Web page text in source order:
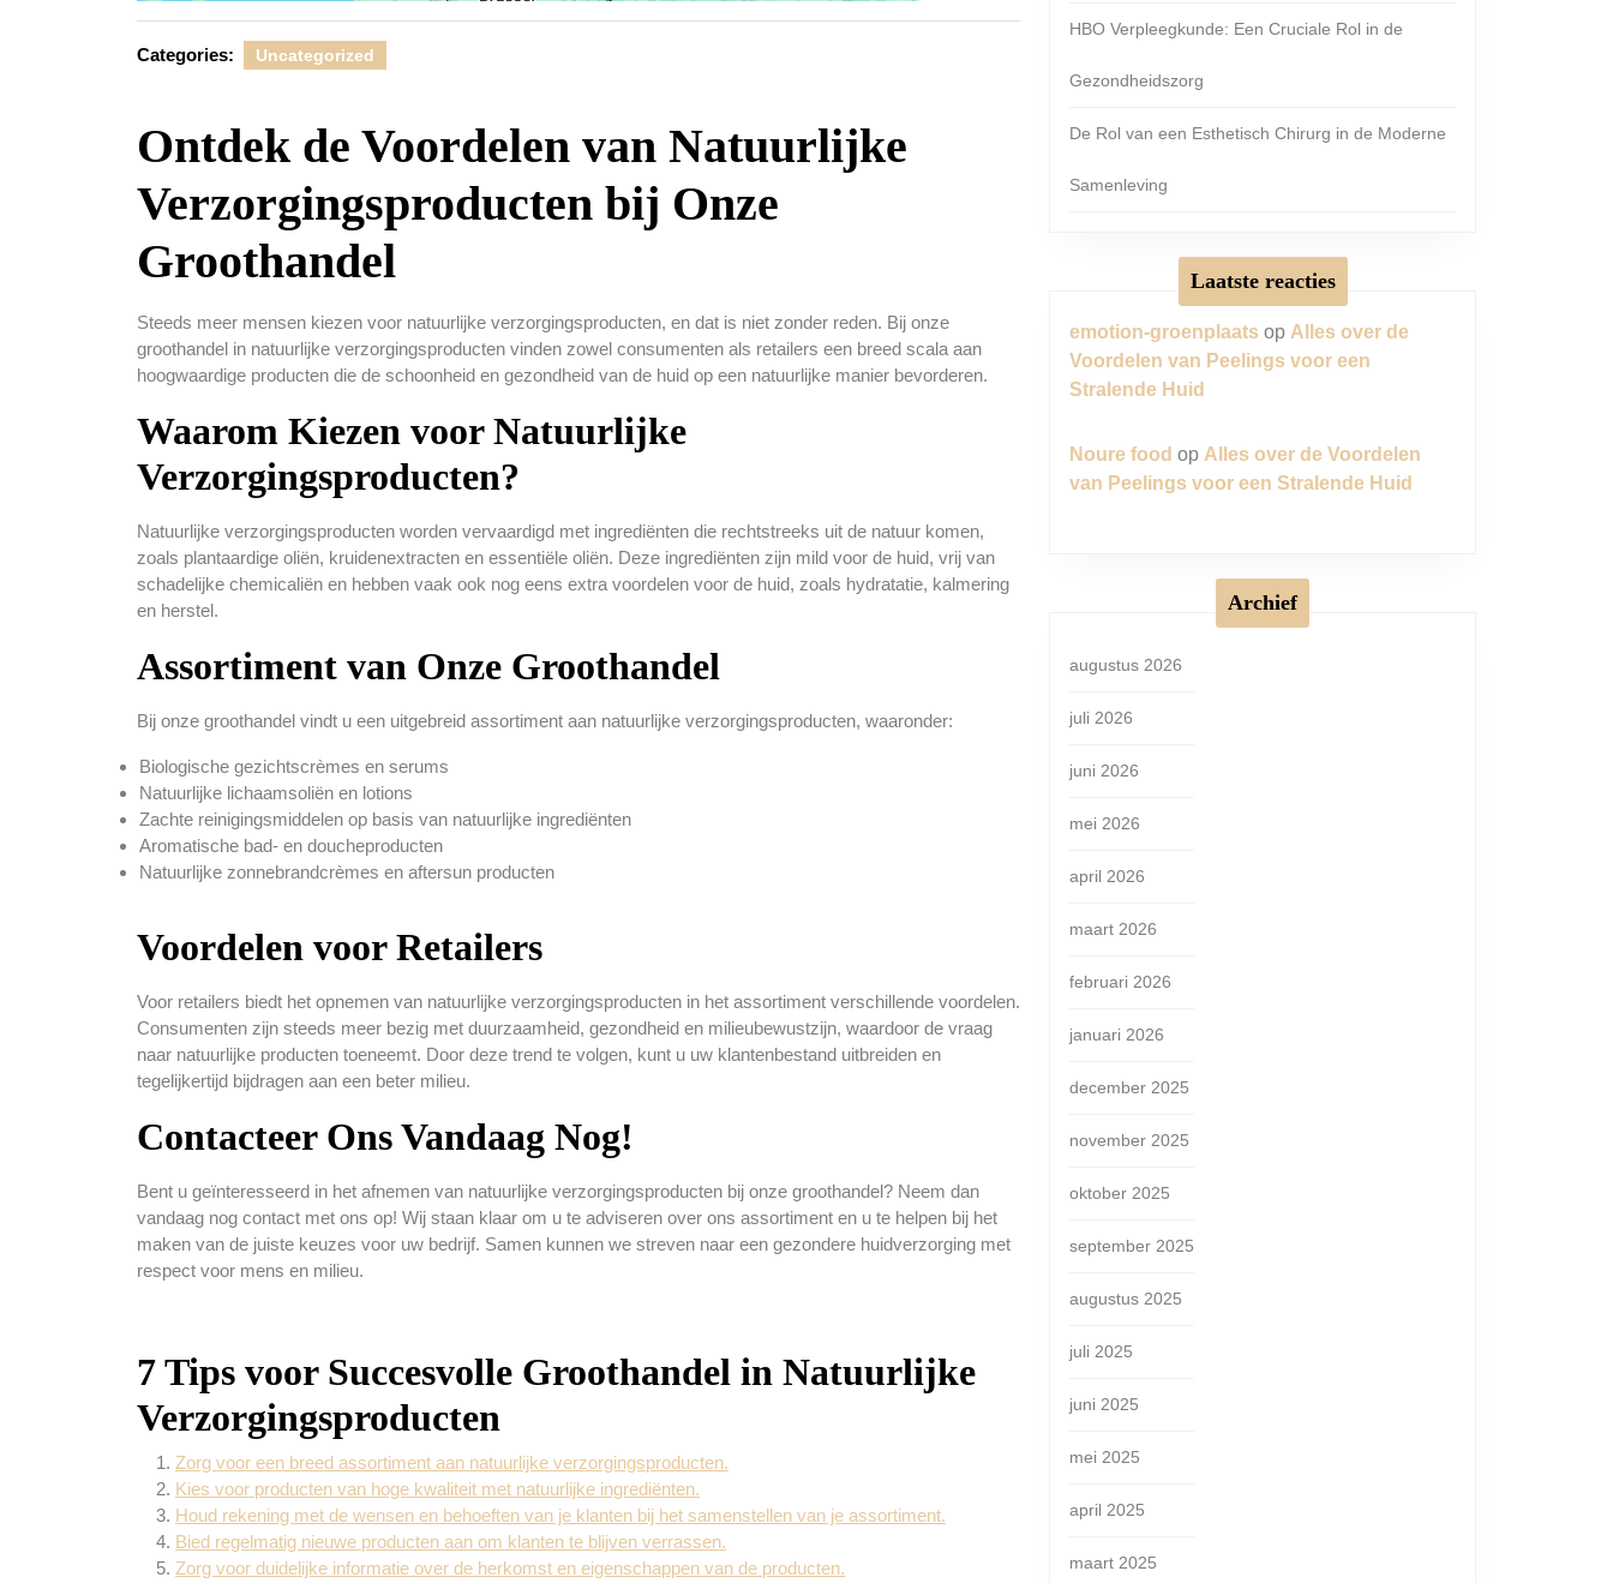
Categories: Uncategorized
Ontdek de Voordelen van Natuurlijke
Verzorgingsproducten bij Onze
Groothandel
Steeds meer mensen kiezen voor natuurlijke verzorgingsproducten, en dat is niet zonder reden. Bij onze
groothandel in natuurlijke verzorgingsproducten vinden zowel consumenten als retailers een breed scala aan
hoogwaardige producten die de schoonheid en gezondheid van de huid op een natuurlijke manier bevorderen.
Waarom Kiezen voor Natuurlijke
Verzorgingsproducten?
Natuurlijke verzorgingsproducten worden vervaardigd met ingrediënten die rechtstreeks uit de natuur komen,
zoals plantaardige oliën, kruidenextracten en essentiële oliën. Deze ingrediënten zijn mild voor de huid, vrij van
schadelijke chemicaliën en hebben vaak ook nog eens extra voordelen voor de huid, zoals hydratatie, kalmering
en herstel.
Assortiment van Onze Groothandel
Bij onze groothandel vindt u een uitgebreid assortiment aan natuurlijke verzorgingsproducten, waaronder:
Biologische gezichtscrèmes en serums
Natuurlijke lichaamsoliën en lotions
Zachte reinigingsmiddelen op basis van natuurlijke ingrediënten
Aromatische bad- en doucheproducten
Natuurlijke zonnebrandcrèmes en aftersun producten
Voordelen voor Retailers
Voor retailers biedt het opnemen van natuurlijke verzorgingsproducten in het assortiment verschillende voordelen.
Consumenten zijn steeds meer bezig met duurzaamheid, gezondheid en milieubewustzijn, waardoor de vraag
naar natuurlijke producten toeneemt. Door deze trend te volgen, kunt u uw klantenbestand uitbreiden en
tegelijkertijd bijdragen aan een beter milieu.
Contacteer Ons Vandaag Nog!
Bent u geïnteresseerd in het afnemen van natuurlijke verzorgingsproducten bij onze groothandel? Neem dan
vandaag nog contact met ons op! Wij staan klaar om u te adviseren over ons assortiment en u te helpen bij het
maken van de juiste keuzes voor uw bedrijf. Samen kunnen we streven naar een gezondere huidverzorging met
respect voor mens en milieu.
7 Tips voor Succesvolle Groothandel in Natuurlijke
Verzorgingsproducten
Zorg voor een breed assortiment aan natuurlijke verzorgingsproducten.
Kies voor producten van hoge kwaliteit met natuurlijke ingrediënten.
Houd rekening met de wensen en behoeften van je klanten bij het samenstellen van je assortiment.
Bied regelmatig nieuwe producten aan om klanten te blijven verrassen.
Zorg voor duidelijke informatie over de herkomst en eigenschappen van de producten.
HBO Verpleegkunde: Een Cruciale Rol in de
Gezondheidszorg
De Rol van een Esthetisch Chirurg in de Moderne
Samenleving
Laatste reacties
emotion-groenplaats op Alles over de
Voordelen van Peelings voor een
Stralende Huid
Noure food op Alles over de Voordelen
van Peelings voor een Stralende Huid
Archief
augustus 2026
juli 2026
juni 2026
mei 2026
april 2026
maart 2026
februari 2026
januari 2026
december 2025
november 2025
oktober 2025
september 2025
augustus 2025
juli 2025
juni 2025
mei 2025
april 2025
maart 2025